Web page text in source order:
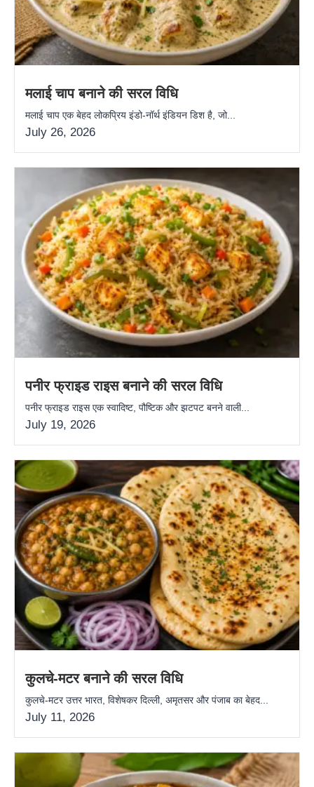
मलाई चाप बनाने की सरल विधि
मलाई चाप एक बेहद लोकप्रिय इंडो-नॉर्थ इंडियन डिश है, जो...
July 26, 2026
पनीर फ्राइड राइस बनाने की सरल विधि
पनीर फ्राइड राइस एक स्वादिष्ट, पौष्टिक और झटपट बनने वाली...
July 19, 2026
कुलचे-मटर बनाने की सरल विधि
कुलचे-मटर उत्तर भारत, विशेषकर दिल्ली, अमृतसर और पंजाब का बेहद...
July 11, 2026